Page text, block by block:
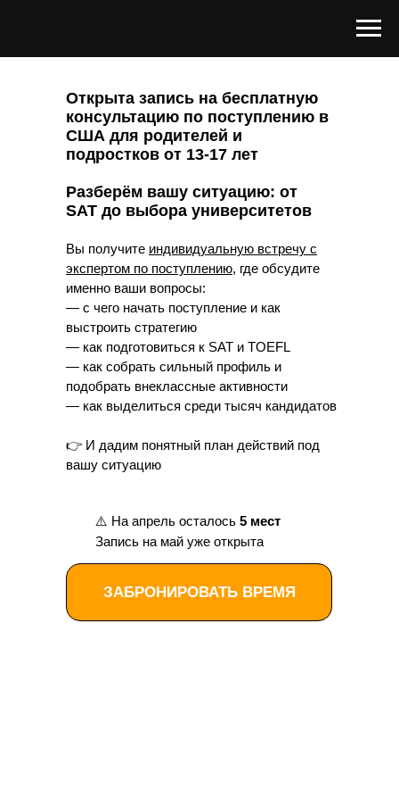
ЗАБРОНИРОВАТЬ ВРЕМЯ
Вы получите индивидуальную встречу с
экспертом по поступлению, где обсудите
именно ваши вопросы:
— с чего начать поступление и как
выстроить стратегию
— как подготовиться к SAT и TOEFL
— как собрать сильный профиль и
подобрать внеклассные активности
— как выделиться среди тысяч кандидатов
👉 И дадим понятный план действий под
вашу ситуацию
Открыта запись на бесплатную
консультацию по поступлению в
США для родителей и
подростков от 13-17 лет
Разберём вашу ситуацию: от
SAT до выбора университетов
⚠️ На апрель осталось 5 мест
Запись на май уже открыта